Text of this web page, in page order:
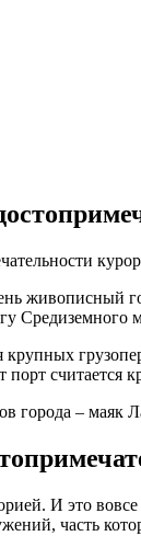
живописный
Средиземного
порт считается
города – маяк
И это
часть